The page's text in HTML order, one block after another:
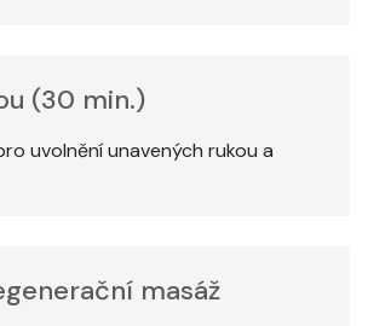
(30 min.)
uvolnění unavených rukou a
masáž